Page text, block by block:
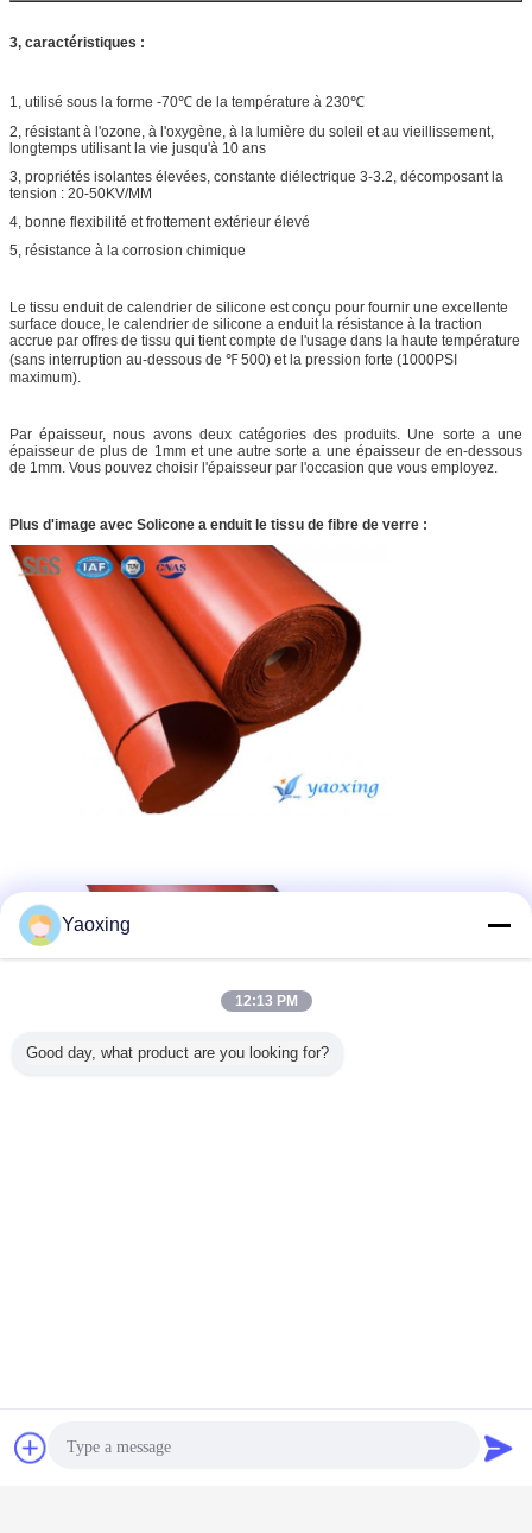
3, caractéristiques :
1, utilisé sous la forme -70℃ de la température à 230℃
2, résistant à l'ozone, à l'oxygène, à la lumière du soleil et au vieillissement,
longtemps utilisant la vie jusqu'à 10 ans
3, propriétés isolantes élevées, constante diélectrique 3-3.2, décomposant la
tension : 20-50KV/MM
4, bonne flexibilité et frottement extérieur élevé
5, résistance à la corrosion chimique
Le tissu enduit de calendrier de silicone est conçu pour fournir une excellente
surface douce, le calendrier de silicone a enduit la résistance à la traction
accrue par offres de tissu qui tient compte de l'usage dans la haute température
(sans interruption au-dessous de ℉ 500) et la pression forte (1000PSI
maximum).
Par épaisseur, nous avons deux catégories des produits. Une sorte a une
épaisseur de plus de 1mm et une autre sorte a une épaisseur de en-dessous
de 1mm. Vous pouvez choisir l'épaisseur par l'occasion que vous employez.
Plus d'image avec Solicone a enduit le tissu de fibre de verre :
Bavarder
Yaoxing
12:13 PM
Good day, what product are you looking for?